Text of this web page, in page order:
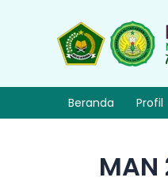
Beranda Profil